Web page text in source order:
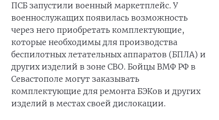
ПСБ запустили военный маркетплейс. У
военнослужащих появилась возможность
через него приобретать комплектующие,
которые необходимы для производства
беспилотных летательных аппаратов (БПЛА) и
других изделий в зоне СВО. Бойцы ВМФ РФ в
Севастополе могут заказывать
комплектующие для ремонта БЭКов и других
изделий в местах своей дислокации.